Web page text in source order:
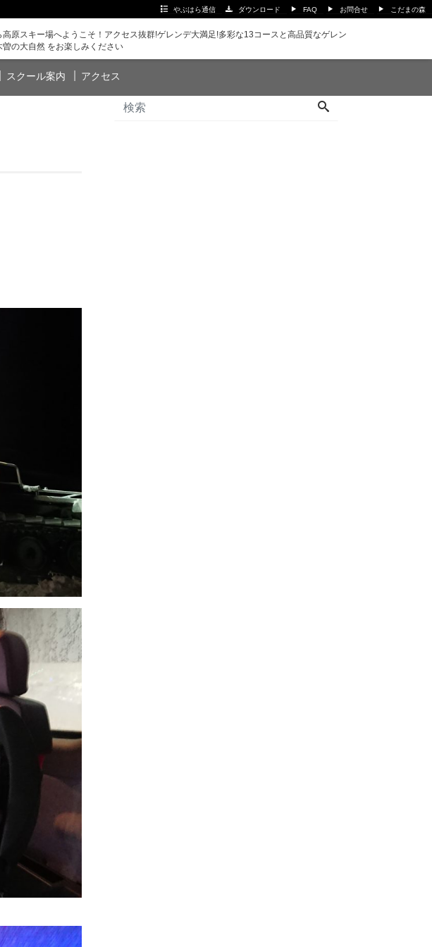
やぶはら通信 ダウンロード FAQ お問合せ こだまの森
高原スキー場へようこそ！アクセス抜群!ゲレンデ大満足!多彩な13コースと高品質なゲレン
曽の大自然 をお楽しみください
スクール案内 アクセス